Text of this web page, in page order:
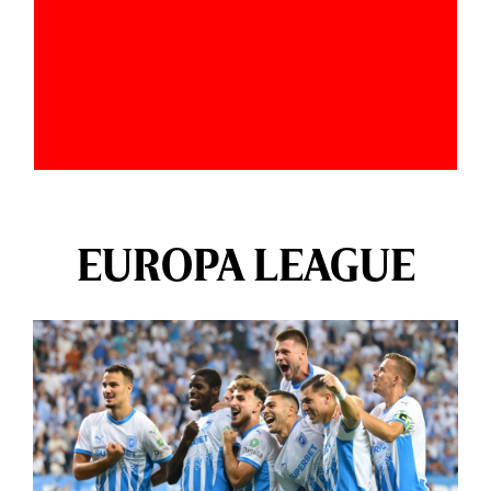
EUROPA LEAGUE